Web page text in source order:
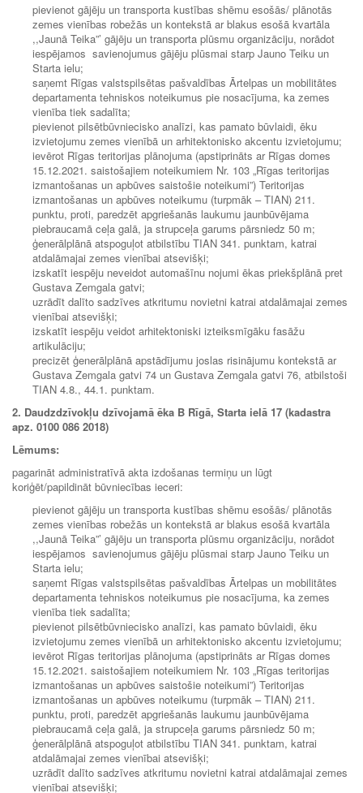
pievienot gājēju un transporta kustības shēmu esošās/ plānotās
zemes vienības robežās un kontekstā ar blakus esošā kvartāla
,,Jaunā Teika”’ gājēju un transporta plūsmu organizāciju, norādot
iespējamos savienojumus gājēju plūsmai starp Jauno Teiku un
Starta ielu;
saņemt Rīgas valstspilsētas pašvaldības Ārtelpas un mobilitātes
departamenta tehniskos noteikumus pie nosacījuma, ka zemes
vienība tiek sadalīta;
pievienot pilsētbūvniecisko analīzi, kas pamato būvlaidi, ēku
izvietojumu zemes vienībā un arhitektonisko akcentu izvietojumu;
ievērot Rīgas teritorijas plānojuma (apstiprināts ar Rīgas domes
15.12.2021. saistošajiem noteikumiem Nr. 103 „Rīgas teritorijas
izmantošanas un apbūves saistošie noteikumi”) Teritorijas
izmantošanas un apbūves noteikumu (turpmāk – TIAN) 211.
punktu, proti, paredzēt apgriešanās laukumu jaunbūvējama
piebraucamā ceļa galā, ja strupceļa garums pārsniedz 50 m;
ģenerālplānā atspoguļot atbilstību TIAN 341. punktam, katrai
atdalāmajai zemes vienībai atsevišķi;
izskatīt iespēju neveidot automašīnu nojumi ēkas priekšplānā pret
Gustava Zemgala gatvi;
uzrādīt dalīto sadzīves atkritumu novietni katrai atdalāmajai zemes
vienībai atsevišķi;
izskatīt iespēju veidot arhitektoniski izteiksmīgāku fasāžu
artikulāciju;
precizēt ģenerālplānā apstādījumu joslas risinājumu kontekstā ar
Gustava Zemgala gatvi 74 un Gustava Zemgala gatvi 76, atbilstoši
TIAN 4.8., 44.1. punktam.
2. Daudzdzīvokļu dzīvojamā ēka B Rīgā, Starta ielā 17 (kadastra
apz. 0100 086 2018)
Lēmums:
pagarināt administratīvā akta izdošanas termiņu un lūgt
koriģēt/papildināt būvniecības ieceri:
pievienot gājēju un transporta kustības shēmu esošās/ plānotās
zemes vienības robežās un kontekstā ar blakus esošā kvartāla
,,Jaunā Teika”’ gājēju un transporta plūsmu organizāciju, norādot
iespējamos savienojumus gājēju plūsmai starp Jauno Teiku un
Starta ielu;
saņemt Rīgas valstspilsētas pašvaldības Ārtelpas un mobilitātes
departamenta tehniskos noteikumus pie nosacījuma, ka zemes
vienība tiek sadalīta;
pievienot pilsētbūvniecisko analīzi, kas pamato būvlaidi, ēku
izvietojumu zemes vienībā un arhitektonisko akcentu izvietojumu;
ievērot Rīgas teritorijas plānojuma (apstiprināts ar Rīgas domes
15.12.2021. saistošajiem noteikumiem Nr. 103 „Rīgas teritorijas
izmantošanas un apbūves saistošie noteikumi”) Teritorijas
izmantošanas un apbūves noteikumu (turpmāk – TIAN) 211.
punktu, proti, paredzēt apgriešanās laukumu jaunbūvējama
piebraucamā ceļa galā, ja strupceļa garums pārsniedz 50 m;
ģenerālplānā atspoguļot atbilstību TIAN 341. punktam, katrai
atdalāmajai zemes vienībai atsevišķi;
uzrādīt dalīto sadzīves atkritumu novietni katrai atdalāmajai zemes
vienībai atsevišķi;